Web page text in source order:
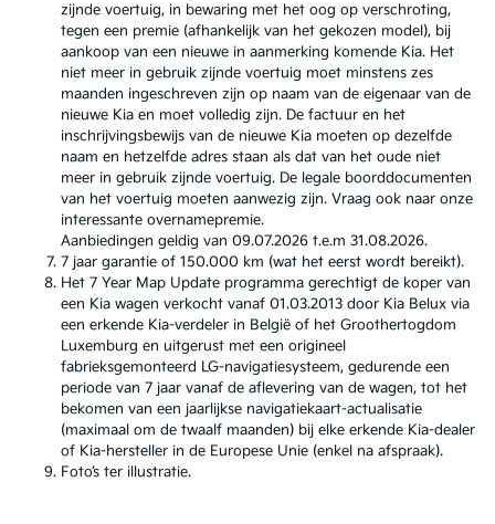
zijnde voertuig, in bewaring met het oog op verschroting,
tegen een premie (afhankelijk van het gekozen model), bij
aankoop van een nieuwe in aanmerking komende Kia. Het
niet meer in gebruik zijnde voertuig moet minstens zes
maanden ingeschreven zijn op naam van de eigenaar van de
nieuwe Kia en moet volledig zijn. De factuur en het
inschrijvingsbewijs van de nieuwe Kia moeten op dezelfde
naam en hetzelfde adres staan als dat van het oude niet
meer in gebruik zijnde voertuig. De legale boorddocumenten
van het voertuig moeten aanwezig zijn. Vraag ook naar onze
interessante overnamepremie.
Aanbiedingen geldig van 09.07.2026 t.e.m 31.08.2026.
7 jaar garantie of 150.000 km (wat het eerst wordt bereikt).
Het 7 Year Map Update programma gerechtigt de koper van
een Kia wagen verkocht vanaf 01.03.2013 door Kia Belux via
een erkende Kia-verdeler in België of het Groothertogdom
Luxemburg en uitgerust met een origineel
fabrieksgemonteerd LG-navigatiesysteem, gedurende een
periode van 7 jaar vanaf de aflevering van de wagen, tot het
bekomen van een jaarlijkse navigatiekaart-actualisatie
(maximaal om de twaalf maanden) bij elke erkende Kia-dealer
of Kia-hersteller in de Europese Unie (enkel na afspraak).
Foto’s ter illustratie.